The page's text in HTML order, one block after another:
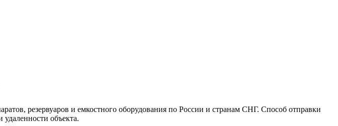
резервуаров и емкостного оборудования по России и странам СНГ. Способ отправки
удаленности объекта.